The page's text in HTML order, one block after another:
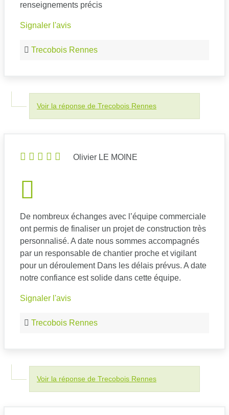
renseignements précis
Signaler l'avis
Trecobois Rennes
Voir la réponse de Trecobois Rennes
Olivier LE MOINE
De nombreux échanges avec l’équipe commerciale
ont permis de finaliser un projet de construction très
personnalisé. A date nous sommes accompagnés
par un responsable de chantier proche et vigilant
pour un déroulement Dans les délais prévus. A date
notre confiance est solide dans cette équipe.
Signaler l'avis
Trecobois Rennes
Voir la réponse de Trecobois Rennes